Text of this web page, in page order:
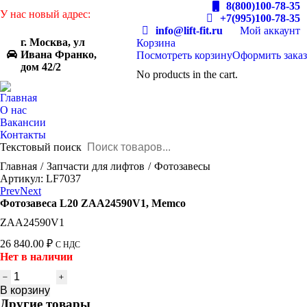
У нас новый адрес:
г. Москва, ул
Ивана Франко,
дом 42/2
8(800)100-78-35
+7(995)100-78-35
info@lift-fit.ru
Мой аккаунт
Корзина
Посмотреть корзинуОформить заказ
No products in the cart.
Главная
О нас
Вакансии
Контакты
Текстовый поиск
You are here:
Главная Запчасти для лифтов
Фотозавесы
Артикул: LF7037
PrevNext
Фотозавеса L20 ZAA24590V1, Memco
ZAA24590V1
26 840.00 ₽ С НДС
Нет в наличии
Количество
товара
Фотозавеса
В корзину
Другие товары